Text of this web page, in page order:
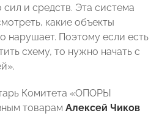
и средств. Эта система
какие объекты
нарушает. Поэтому если есть
схему, то нужно начать с
Комитета «ОПОРЫ
товарам Алексей Чиков